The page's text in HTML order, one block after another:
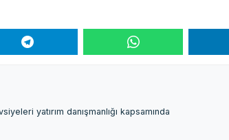
yatırım danışmanlığı kapsamında